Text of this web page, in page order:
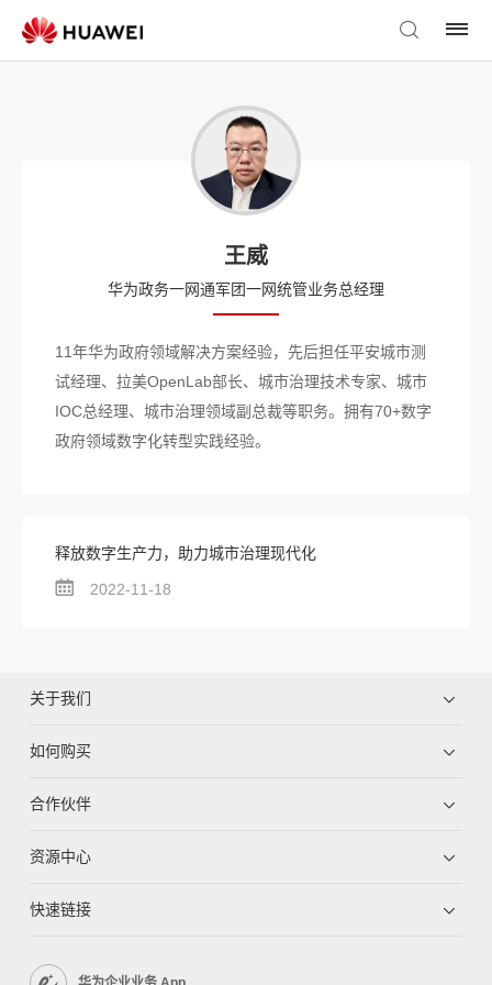
王威
华为政务一网通军团一网统管业务总经理
11年华为政府领域解决方案经验，先后担任平安城市测
试经理、拉美OpenLab部长、城市治理技术专家、城市
IOC总经理、城市治理领域副总裁等职务。拥有70+数字
政府领域数字化转型实践经验。
释放数字生产力，助力城市治理现代化
2022-11-18
关于我们
如何购买
合作伙伴
资源中心
快速链接